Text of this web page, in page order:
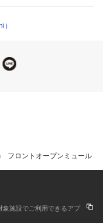
ズや同色等であって
フロントオープンミュール
象施設でご利用できるアプ